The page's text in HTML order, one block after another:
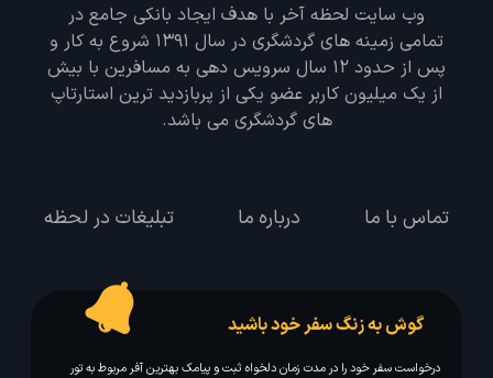
وب سایت لحظه آخر با هدف ایجاد بانکی جامع در
تمامی زمینه های گردشگری در سال 1391 شروع به کار و
پس از حدود 12 سال سرویس دهی به مسافرین با بیش
از یک میلیون کاربر عضو یکی از پربازدید ترین استارتاپ
های گردشگری می باشد.
تماس با ما درباره ما تبلیغات در لحظه
گوش به زنگ سفر خود باشید
درخواست سفر خود را در مدت زمان دلخواه ثبت و پیامک بهترین آفر مربوط به تور